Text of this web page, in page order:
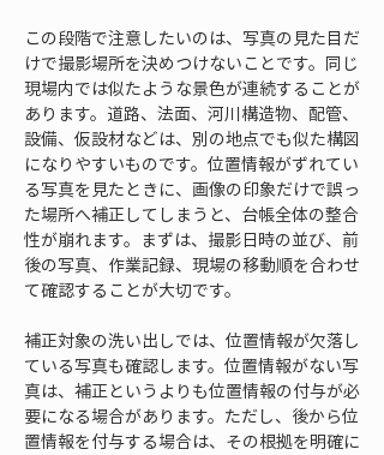
この段階で注意したいのは、写真の見た目だ
けで撮影場所を決めつけないことです。同じ
現場内では似たような景色が連続することが
あります。道路、法面、河川構造物、配管、
設備、仮設材などは、別の地点でも似た構図
になりやすいものです。位置情報がずれてい
る写真を見たときに、画像の印象だけで誤っ
た場所へ補正してしまうと、台帳全体の整合
性が崩れます。まずは、撮影日時の並び、前
後の写真、作業記録、現場の移動順を合わせ
て確認することが大切です。
補正対象の洗い出しでは、位置情報が欠落し
ている写真も確認します。位置情報がない写
真は、補正というよりも位置情報の付与が必
要になる場合があります。ただし、後から位
置情報を付与する場合は、その根拠を明確に